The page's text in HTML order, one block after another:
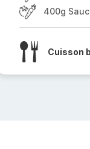
400g
Cuisson